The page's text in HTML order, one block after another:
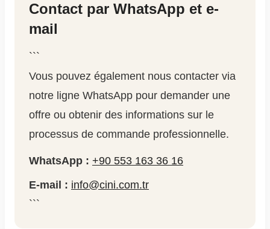
Contact par WhatsApp et e-
mail
```
Vous pouvez également nous contacter via
notre ligne WhatsApp pour demander une
offre ou obtenir des informations sur le
processus de commande professionnelle.
WhatsApp : +90 553 163 36 16
E-mail : info@cini.com.tr
```